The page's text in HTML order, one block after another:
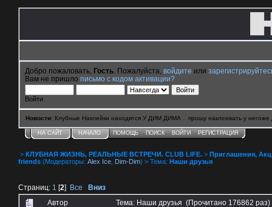
Добро пожаловать, Гость . Пожалуйста, войдите или
Вам не пришло письмо с кодом активации?
Войти
Новости: Клубные Наклейки находятся У ДИМ ДИМА . прошу наклеивать у негоже
НА САЙТ НАЧАЛО ПОМОЩЬ ПОИСК ВОЙТИ РЕГИСТРАЦИЯ
> КЛУБНАЯ ЖИЗНЬ, РЕАЛЬНЫЕ ВСТРЕЧИ. CLUB LIFE. > Приглашения,
friends (Модераторы: Alex Ice Dim-Dim) > Тема: Наши друзья
Страниц: 1 [2] Все
Вниз
Автор
Тема: Наши друзья (Прочитано 176862 раз)